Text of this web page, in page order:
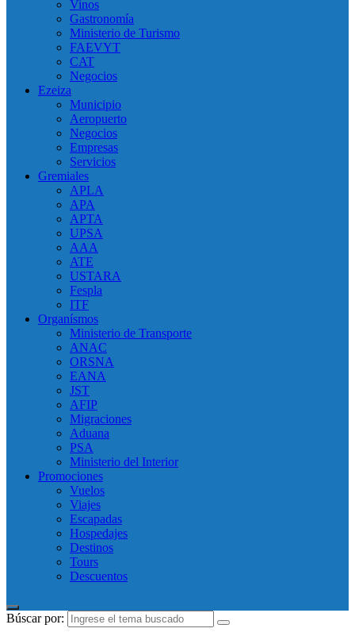
Vinos
Gastronomía
Ministerio de Turismo
FAEVYT
CAT
Negocios
Ezeiza
Municipio
Aeropuerto
Negocios
Empresas
Servicios
Gremiales
APLA
APA
APTA
UPSA
AAA
ATE
USTARA
Fespla
ITF
Organísmos
Ministerio de Transporte
ANAC
ORSNA
EANA
JST
AFIP
Migraciones
Aduana
PSA
Ministerio del Interior
Promociones
Vuelos
Viajes
Escapadas
Hospedajes
Destinos
Tours
Descuentos
Búscar por: